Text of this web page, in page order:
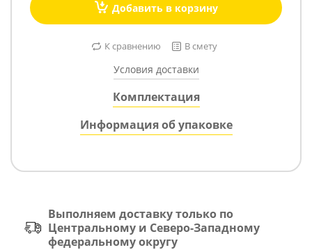
Добавить в корзину
К сравнению В смету
Условия доставки
Комплектация
Информация об упаковке
Выполняем доставку только по
Центральному и Северо-Западному
федеральному округу